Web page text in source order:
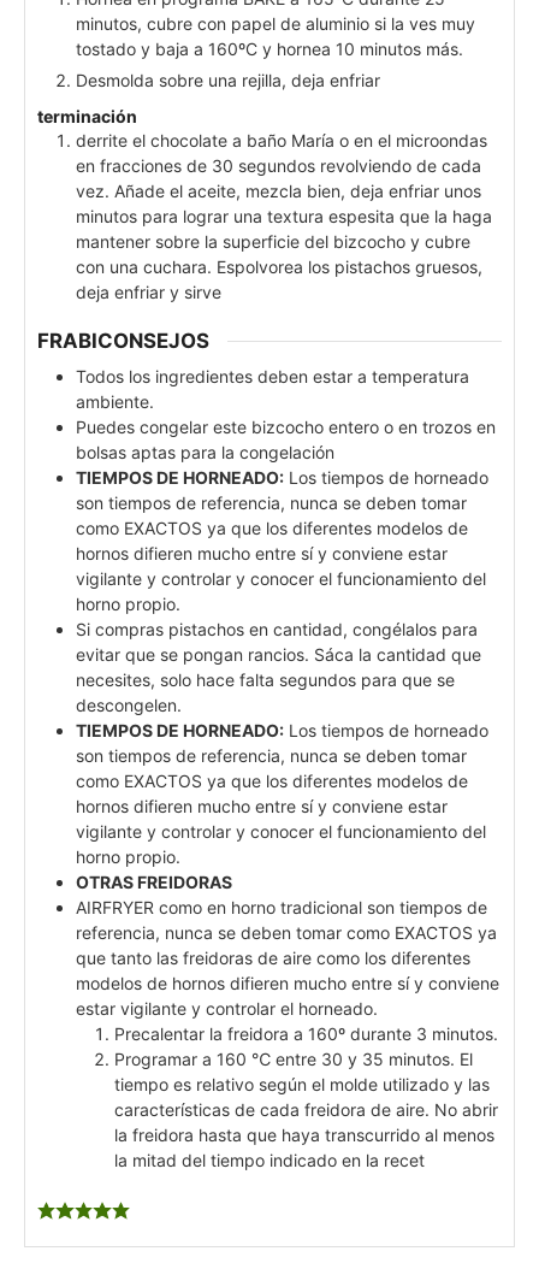
minutos, cubre con papel de aluminio si la ves muy
tostado y baja a 160ºC y hornea 10 minutos más.
Desmolda sobre una rejilla, deja enfriar
terminación
derrite el chocolate a baño María o en el microondas
en fracciones de 30 segundos revolviendo de cada
vez. Añade el aceite, mezcla bien, deja enfriar unos
minutos para lograr una textura espesita que la haga
mantener sobre la superficie del bizcocho y cubre
con una cuchara. Espolvorea los pistachos gruesos,
deja enfriar y sirve
FRABICONSEJOS
Todos los ingredientes deben estar a temperatura
ambiente.
Puedes congelar este bizcocho entero o en trozos en
bolsas aptas para la congelación
TIEMPOS DE HORNEADO: Los tiempos de horneado
son tiempos de referencia, nunca se deben tomar
como EXACTOS ya que los diferentes modelos de
hornos difieren mucho entre sí y conviene estar
vigilante y controlar y conocer el funcionamiento del
horno propio.
Si compras pistachos en cantidad, congélalos para
evitar que se pongan rancios. Sáca la cantidad que
necesites, solo hace falta segundos para que se
descongelen.
TIEMPOS DE HORNEADO: Los tiempos de horneado
son tiempos de referencia, nunca se deben tomar
como EXACTOS ya que los diferentes modelos de
hornos difieren mucho entre sí y conviene estar
vigilante y controlar y conocer el funcionamiento del
horno propio.
OTRAS FREIDORAS
AIRFRYER como en horno tradicional son tiempos de
referencia, nunca se deben tomar como EXACTOS ya
que tanto las freidoras de aire como los diferentes
modelos de hornos difieren mucho entre sí y conviene
estar vigilante y controlar el horneado.
Precalentar la freidora a 160º durante 3 minutos.
Programar a 160 ℃ entre 30 y 35 minutos. El
tiempo es relativo según el molde utilizado y las
características de cada freidora de aire. No abrir
la freidora hasta que haya transcurrido al menos
la mitad del tiempo indicado en la recet